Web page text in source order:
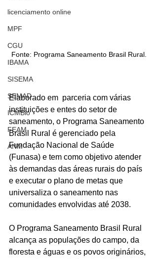
licenciamento online
MPF
CGU
IBAMA
SISEMA
SEMAD
ICMBio
FEAM
ANM
Fonte: Programa Saneamento Brasil Rural.
Elaborado em  parceria com várias
instituições e entes do setor de
saneamento, o Programa Saneamento
Brasil Rural é gerenciado pela
Fundação Nacional de Saúde
(Funasa) e tem como objetivo atender
às demandas das áreas rurais do país
e executar o plano de metas que
universaliza o saneamento nas
comunidades envolvidas até 2038.
O Programa Saneamento Brasil Rural
alcança as populações do campo, da
floresta e águas e os povos originários,